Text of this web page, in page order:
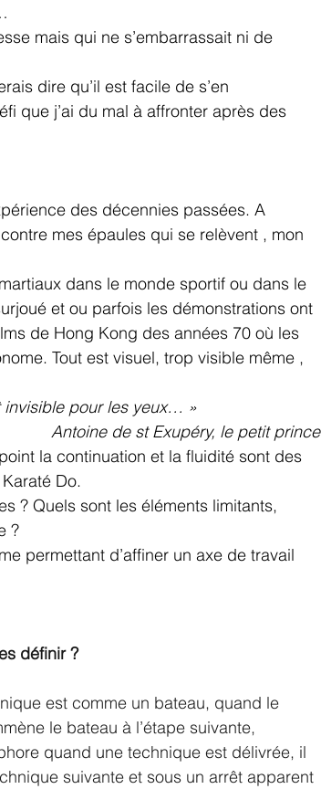
mais qui ne s’embarrassait ni de
dire qu’il est facile de s’en
que j’ai du mal à affronter après des
des décennies passées. A
mes épaules qui se relèvent , mon
dans le monde sportif ou dans le
et ou parfois les démonstrations ont
de Hong Kong des années 70 où les
Tout est visuel, trop visible même ,
invisible pour les yeux… »
Antoine de st Exupéry, le petit prince
la continuation et la fluidité sont des
Do.
? Quels sont les éléments limitants,
?
permettant d’affiner un axe de travail
définir ?
est comme un bateau, quand le
le bateau à l’étape suivante,
quand une technique est délivrée, il
suivante et sous un arrêt apparent